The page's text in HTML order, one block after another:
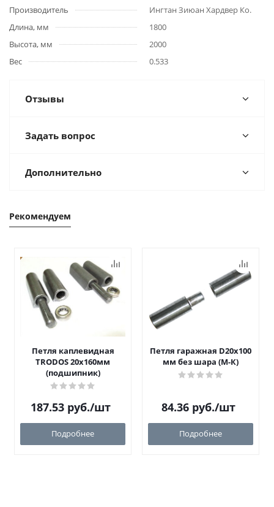
Производитель
Ингтан Зиюан Хардвер Ко.
Длина, мм
1800
Высота, мм
2000
Вес
0.533
Отзывы
Задать вопрос
Дополнительно
Рекомендуем
Петля каплевидная
TRODOS 20х160мм
(подшипник)
187.53 руб./шт
Подробнее
Петля гаражная D20х100
мм без шара (М-К)
84.36 руб./шт
Подробнее